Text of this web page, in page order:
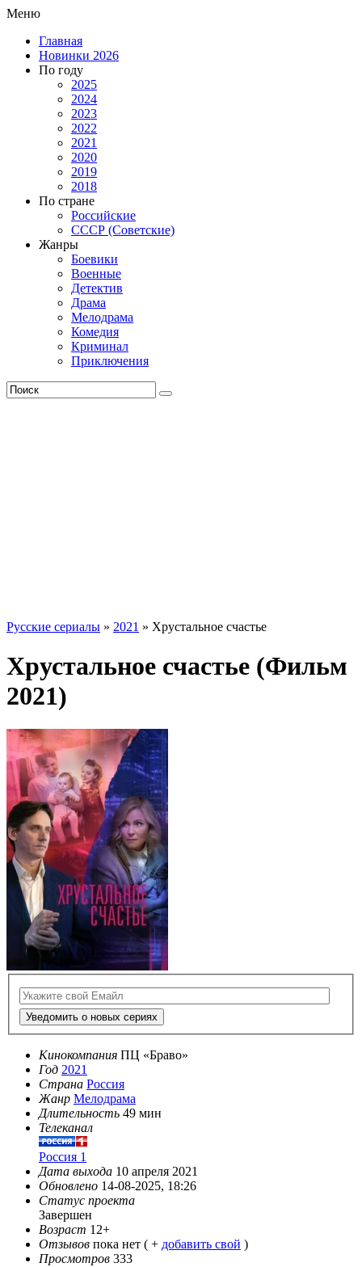
Меню
Главная
Новинки 2026
По году
2025
2024
2023
2022
2021
2020
2019
2018
По стране
Российские
СССР (Советские)
Жанры
Боевики
Военные
Детектив
Драма
Мелодрама
Комедия
Криминал
Приключения
Русские сериалы » 2021 » Хрустальное счастье
Хрустальное счастье (Фильм
2021)
Уведомить о новых сериях
Кинокомпания ПЦ «Браво»
Год 2021
Страна Россия
Жанр Мелодрама
Длительность 49 мин
Телеканал
Россия 1
Дата выхода 10 апреля 2021
Обновлено 14-08-2025, 18:26
Статус проекта
Завершен
Возраст 12+
Отзывов пока нет ( + добавить свой )
Просмотров 333